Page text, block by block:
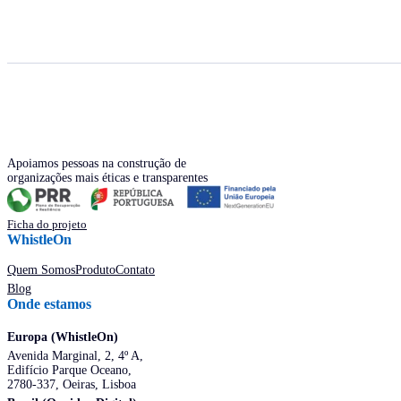
Apoiamos pessoas na construção de
organizações mais éticas e transparentes
Ficha do projeto
WhistleOn
Quem SomosProdutoContato
Blog
Onde estamos
Europa (WhistleOn)
Avenida Marginal, 2, 4º A,
Edifício Parque Oceano,
2780-337, Oeiras, Lisboa